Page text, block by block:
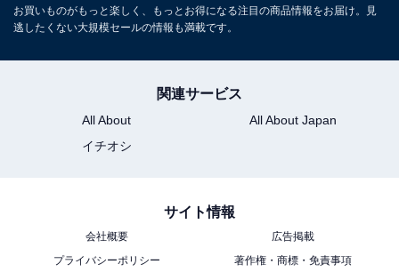
予約）／仙台南部道路 山田ICより約20分／東北自動車道
仙台宮城ICより約15分
大人1名（参考価格）：1万7800円
※料金は公式Webサイト参考価格
チェックイン・チェックアウト
チェックイン：15:00
チェックアウト：10:00
お買いものがもっと楽しく、もっとお得になる注目の商品情報をお届け。見
逃したくない大規模セールの情報も満載です。
関連サービス
All About
All About Japan
イチオシ
サイト情報
会社概要
広告掲載
プライバシーポリシー
著作権・商標・免責事項